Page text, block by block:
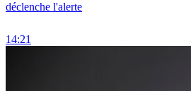
déclenche l'alerte
14:21